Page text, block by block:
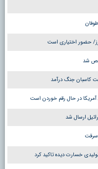
حضور اختیاری است
شد
کاسبان جنگ درآمد
آمریکا در حال رقم خوردن است
خسارت دیده تاکید کرد